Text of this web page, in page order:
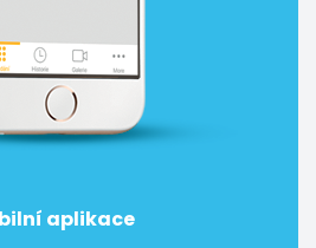
aplikace